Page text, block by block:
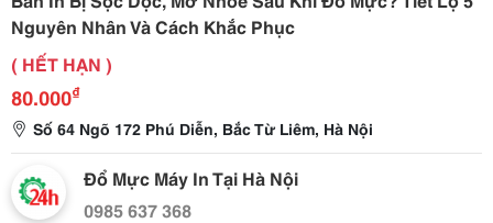
Nguyên Nhân Và Cách Khắc Phục
( HẾT HẠN )
80.000₫
Số 64 Ngõ 172 Phú Diễn, Bắc Từ Liêm, Hà Nội
Đổ Mực Máy In Tại Hà Nội
0985 637 368